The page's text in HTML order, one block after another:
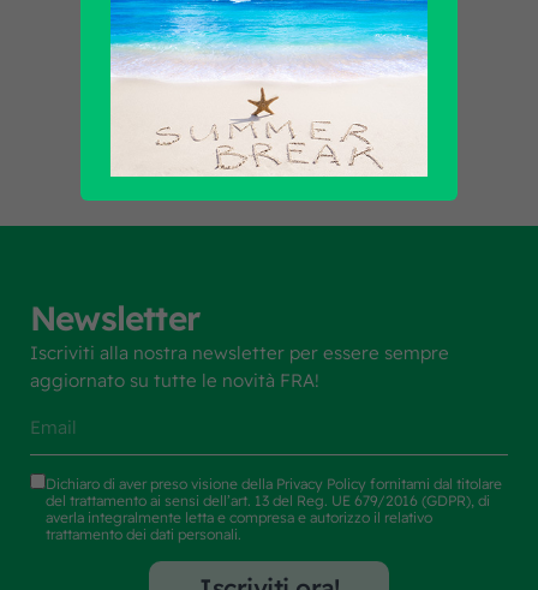
Scopri tutti i prodotti
Newsletter
Iscriviti alla nostra newsletter per essere sempre
aggiornato su tutte le novità FRA!
Dichiaro di aver preso visione della Privacy Policy fornitami dal titolare
del trattamento ai sensi dell’art. 13 del Reg. UE 679/2016 (GDPR), di
averla integralmente letta e compresa e autorizzo il relativo
trattamento dei dati personali.